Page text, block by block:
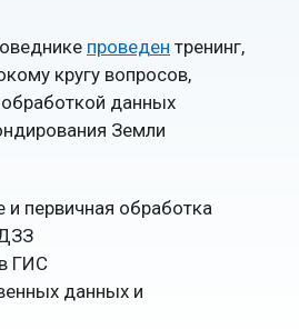
проведен тренинг,
кругу вопросов,
данных
Земли
и первичная обработка
ГИС
данных и